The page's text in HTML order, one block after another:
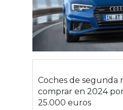
Coches de segunda
comprar en 2024
25.000 euros